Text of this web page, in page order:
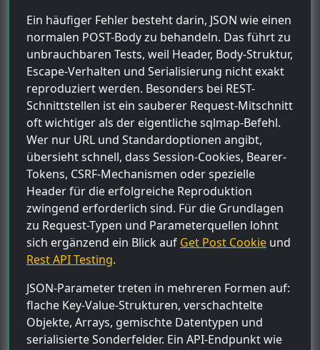
Ein häufiger Fehler besteht darin, JSON wie einen
normalen POST-Body zu behandeln. Das führt zu
unbrauchbaren Tests, weil Header, Body-Struktur,
Escape-Verhalten und Serialisierung nicht exakt
reproduziert werden. Besonders bei REST-
Schnittstellen ist ein sauberer Request-Mitschnitt
oft wichtiger als der eigentliche sqlmap-Befehl.
Wer nur URL und Standardoptionen angibt,
übersieht schnell, dass Session-Cookies, Bearer-
Tokens, CSRF-Mechanismen oder spezielle
Header für die erfolgreiche Reproduktion
zwingend erforderlich sind. Für die Grundlagen
zu Request-Typen und Parameterquellen lohnt
sich ergänzend ein Blick auf Get Post Cookie und
Rest API Testing.
JSON-Parameter treten in mehreren Formen auf:
flache Key-Value-Strukturen, verschachtelte
Objekte, Arrays, gemischte Datentypen und
serialisierte Sonderfelder. Ein API-Endpunkt wie